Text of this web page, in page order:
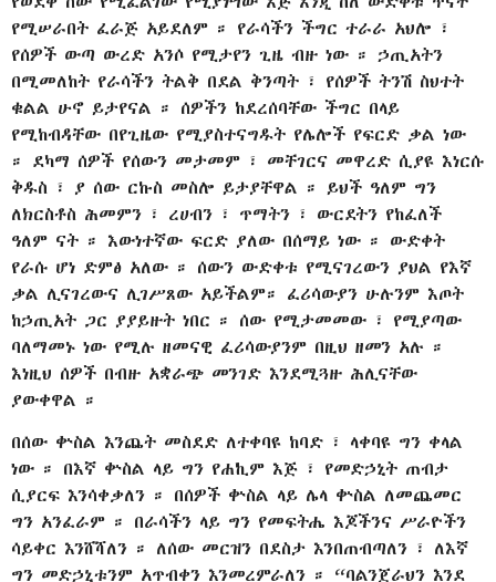
የሚሠራበት ፈራጅ አይደለም ። የራሳችን ችግር ተራራ አህሎ ፣
የሰዎች ውጣ ውረድ አንሶ የሚታየን ጊዜ ብዙ ነው ። ኃጢአትን
በሚመለከት የራሳችን ትልቅ በደል ቅንጣት ፣ የሰዎች ትንሽ ስህተት
ቁልል ሁኖ ይታየናል ። ሰዎችን ከደረሰባቸው ችግር በላይ
የሚከብዳቸው በየጊዜው የሚያስተናግዱት የሌሎች የፍርድ ቃል ነው
። ደካማ ሰዎች የሰውን መታመም ፣ መቸገርና መዋረድ ሲያዩ እነርሱ
ቅዱስ ፣ ያ ሰው ርኩስ መስሎ ይታያቸዋል ። ይህች ዓለም ግን
ለክርስቶስ ሕመምን ፣ ረሀብን ፣ ጥማትን ፣ ውርደትን የከፈለች
ዓለም ናት ። እውነተኛው ፍርድ ያለው በሰማይ ነው ። ውድቀት
የራሱ ሆነ ድምፅ አለው ። ሰውን ውድቀቱ የሚናገረውን ያህል የእኛ
ቃል ሊናገረውና ሊገሥጸው አይችልም። ፈሪሳውያን ሁሉንም እጦት
ከኃጢአት ጋር ያያይዙት ነበር ። ሰው የሚታመመው ፣ የሚያጣው
ባለማመኑ ነው የሚሉ ዘመናዊ ፈሪሳውያንም በዚህ ዘመን አሉ ።
እነዚህ ሰዎች በብዙ አቋራጭ መንገድ እንደሚጓዙ ሕሊናቸው
ያውቀዋል ።
በሰው ቍስል እንጨት መስደድ ለተቀባዩ ከባድ ፣ ላቀባዩ ግን ቀላል
ነው ። በእኛ ቍስል ላይ ግን የሐኪም እጅ ፣ የመድኃኒት ጠብታ
ሲያርፍ እንሳቀቃለን ። በሰዎች ቍስል ላይ ሌላ ቍስል ለመጨመር
ግን አንፈራም ። በራሳችን ላይ ግን የመፍትሔ እጆችንና ሥራዮችን
ሳይቀር እንሸሻለን ። ለሰው መርዝን በደስታ እንበጠብጣለን ፣ ለእኛ
ግን መድኃኒቱንም አጥብቀን እንመረምራለን ። “ባልንጀራህን እንደ